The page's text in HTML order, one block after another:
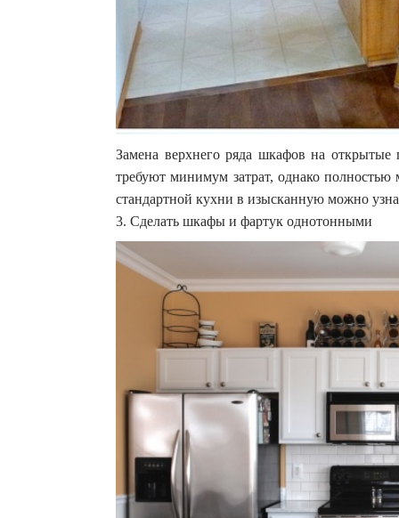
Замена верхнего ряда шкафов на
требуют минимум затрат, однако
стандартной кухни в изысканную можно
3. Сделать шкафы и фартук однотонными